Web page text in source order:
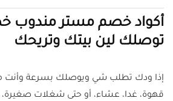
أكواد خصم مستر مندوب
توصلك لين بيتك وتريحك
إذا ودك تطلب شي ويوصلك بسرعة وأنت
قهوة، غدا، عشاء، أو حتى شغلات صغيرة،